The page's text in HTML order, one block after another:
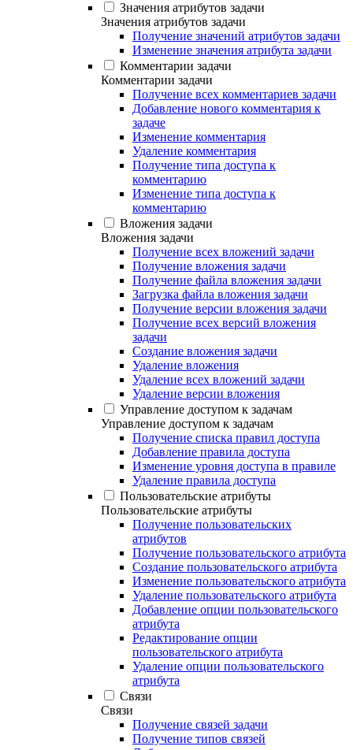
Значения атрибутов задачи
Значения атрибутов задачи
Получение значений атрибутов задачи
Изменение значения атрибута задачи
Комментарии задачи
Комментарии задачи
Получение всех комментариев задачи
Добавление нового комментария к
задаче
Изменение комментария
Удаление комментария
Получение типа доступа к
комментарию
Изменение типа доступа к
комментарию
Вложения задачи
Вложения задачи
Получение всех вложений задачи
Получение вложения задачи
Получение файла вложения задачи
Загрузка файла вложения задачи
Получение версии вложения задачи
Получение всех версий вложения
задачи
Создание вложения задачи
Удаление вложения
Удаление всех вложений задачи
Удаление версии вложения
Управление доступом к задачам
Управление доступом к задачам
Получение списка правил доступа
Добавление правила доступа
Изменение уровня доступа в правиле
Удаление правила доступа
Пользовательские атрибуты
Пользовательские атрибуты
Получение пользовательских
атрибутов
Получение пользовательского атрибута
Создание пользовательского атрибута
Изменение пользовательского атрибута
Удаление пользовательского атрибута
Добавление опции пользовательского
атрибута
Редактирование опции
пользовательского атрибута
Удаление опции пользовательского
атрибута
Связи
Связи
Получение связей задачи
Получение типов связей